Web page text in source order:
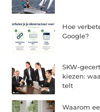
Hoe
Google?
SKW-
kiezen:
telt
Waarom